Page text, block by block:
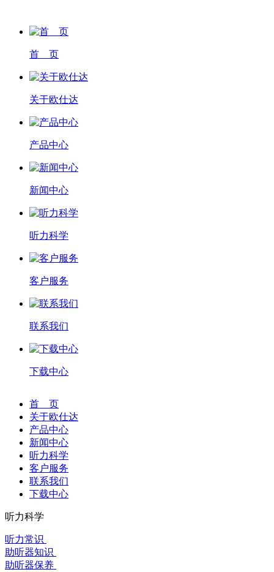
首 页
关于欧仕达
产品中心
新闻中心
听力科学
客户服务
联系我们
下载中心
首 页
关于欧仕达
产品中心
新闻中心
听力科学
客户服务
联系我们
下载中心
听力科学
听力常识
助听器知识
助听器保养